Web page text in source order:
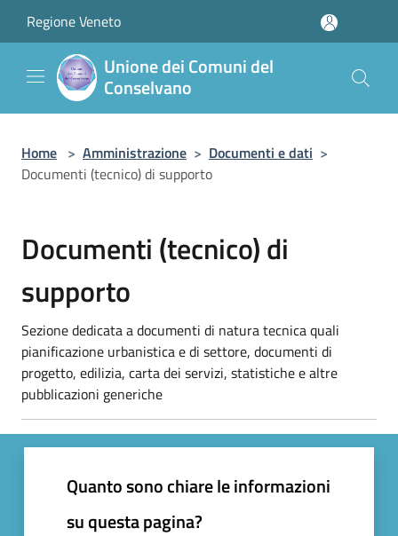
Regione Veneto
Unione dei Comuni del
Conselvano
Home > Amministrazione > Documenti e dati >
Documenti (tecnico) di supporto
Documenti (tecnico) di
supporto
Sezione dedicata a documenti di natura tecnica quali
pianificazione urbanistica e di settore, documenti di
progetto, edilizia, carta dei servizi, statistiche e altre
pubblicazioni generiche
Quanto sono chiare le informazioni
su questa pagina?